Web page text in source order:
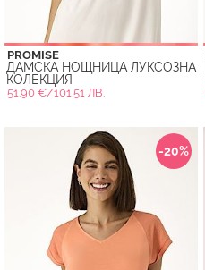
PROMISE
ДАМСКА НОЩНИЦА ЛУКСОЗНА
КОЛЕКЦИЯ
51.90 €/101.51 ЛВ.
-20%